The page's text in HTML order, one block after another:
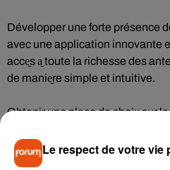
Développer une forte présence
avec une application innovante
acce̬s a̬ toute la richesse des
de manie̬re simple et intuitive.
Obtenir une place de choix sur
objets connectés via des
spécifiques au marché français.
Le respect de votre